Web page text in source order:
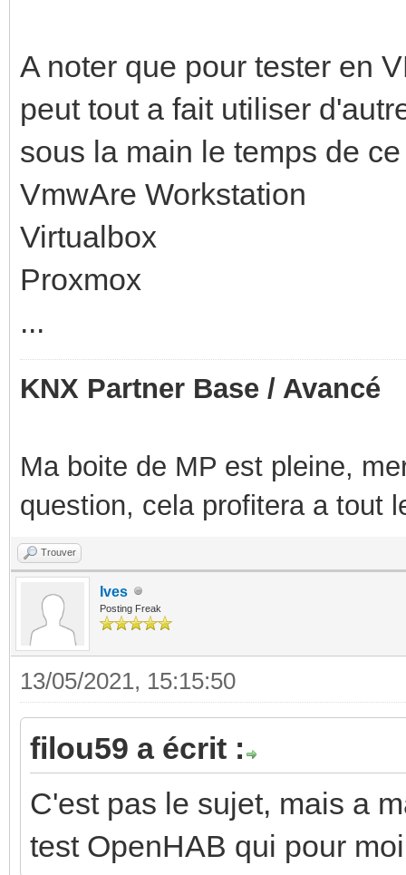
A noter que pour tester en
peut tout a fait utiliser
sous la main le temps de
VmwAre Workstation
Virtualbox
Proxmox
...
KNX Partner Base / Avancé
Ma boite de MP est pleine,
question, cela profitera a tout
Trouver
Ives
Posting Freak
13/05/2021, 15:15:50
filou59 a écrit :
C'est pas le sujet, mais a
test OpenHAB qui pour